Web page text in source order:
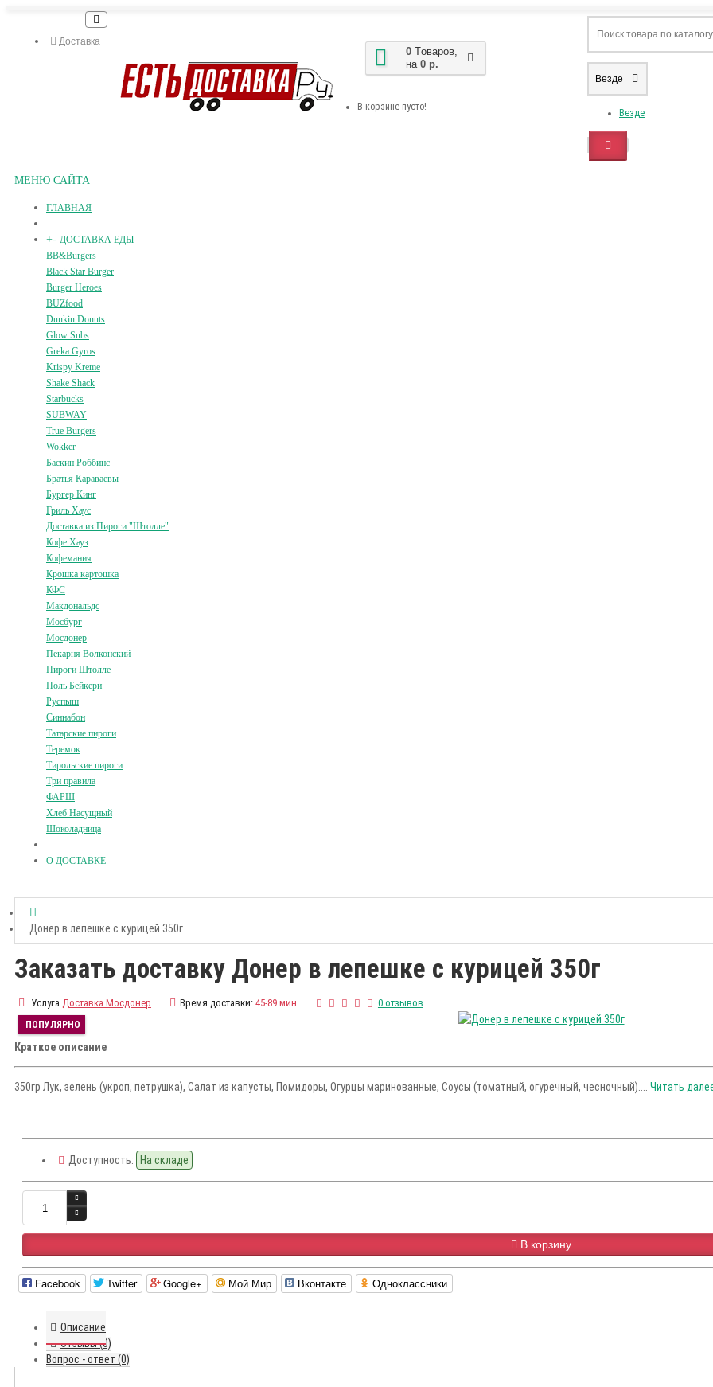
Доставка
0 Tоваров,
на 0 р.
В корзине пусто!
Везде
Везде
МЕНЮ САЙТА
ГЛАВНАЯ
+- ДОСТАВКА ЕДЫ
BB&Burgers
Black Star Burger
Burger Heroes
BUZfood
Dunkin Donuts
Glow Subs
Greka Gyros
Krispy Kreme
Shake Shack
Starbucks
SUBWAY
True Burgers
Wokker
Баскин Роббинс
Братья Караваевы
Бургер Кинг
Гриль Хаус
Доставка из Пироги "Штолле"
Кофе Хауз
Кофемания
Крошка картошка
КФС
Макдональдс
Мосбург
Мосдонер
Пекарня Волконский
Пироги Штолле
Поль Бейкери
Руспыш
Синнабон
Татарские пироги
Теремок
Тирольские пироги
Три правила
ФАРШ
Хлеб Насущный
Шоколадница
О ДОСТАВКЕ
Донер в лепешке с курицей 350г
Заказать доставку Донер в лепешке с курицей 350г
Услуга Доставка Мосдонер Время доставки: 45-89 мин. 0 отзывов
ПОПУЛЯРНО
Краткое описание
350гр Лук, зелень (укроп, петрушка), Салат из капусты, Помидоры, Огурцы маринованные, Соусы (томатный, огуречный, чесночный).... Читать
Доступность: На складе
В корзину
Facebook Twitter Google+ Мой Мир Вконтакте Одноклассники
Описание
Отзывы (0)
Вопрос - ответ (0)